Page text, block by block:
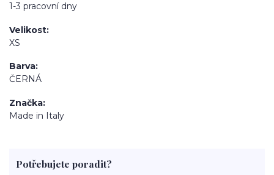
1-3 pracovní dny
Velikost
XS
Barva
ČERNÁ
Značka
Made in Italy
Potřebujete poradit?